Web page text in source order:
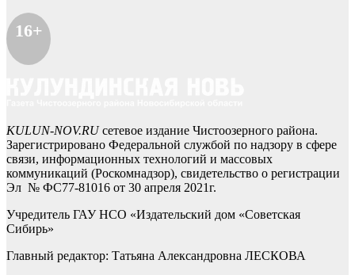
16+
KULUN-NOV.RUсетевое издание Чистоозерного района.
Зарегистрировано Федеральной службой по надзору в сфере
связи, информационных технологий и массовых
коммуникаций (Роскомнадзор), свидетельство о регистрации
Эл № ФС77-81016 от 30 апреля 2021г.
Учредитель ГАУ НСО «Издательский дом «Советская
Сибирь»
Главный редактор: Татьяна Александровна ЛЕСКОВА